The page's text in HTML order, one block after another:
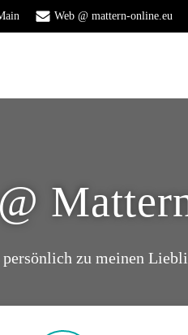
Web @ mattern-online.eu
@
zu meinen